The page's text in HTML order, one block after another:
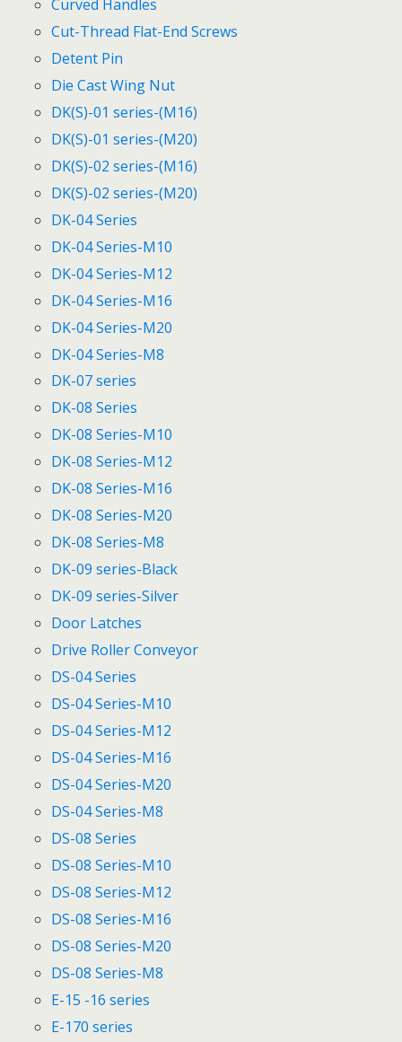
Curved Handles
Cut-Thread Flat-End Screws
Detent Pin
Die Cast Wing Nut
DK(S)-01 series-(M16)
DK(S)-01 series-(M20)
DK(S)-02 series-(M16)
DK(S)-02 series-(M20)
DK-04 Series
DK-04 Series-M10
DK-04 Series-M12
DK-04 Series-M16
DK-04 Series-M20
DK-04 Series-M8
DK-07 series
DK-08 Series
DK-08 Series-M10
DK-08 Series-M12
DK-08 Series-M16
DK-08 Series-M20
DK-08 Series-M8
DK-09 series-Black
DK-09 series-Silver
Door Latches
Drive Roller Conveyor
DS-04 Series
DS-04 Series-M10
DS-04 Series-M12
DS-04 Series-M16
DS-04 Series-M20
DS-04 Series-M8
DS-08 Series
DS-08 Series-M10
DS-08 Series-M12
DS-08 Series-M16
DS-08 Series-M20
DS-08 Series-M8
E-15 -16 series
E-170 series